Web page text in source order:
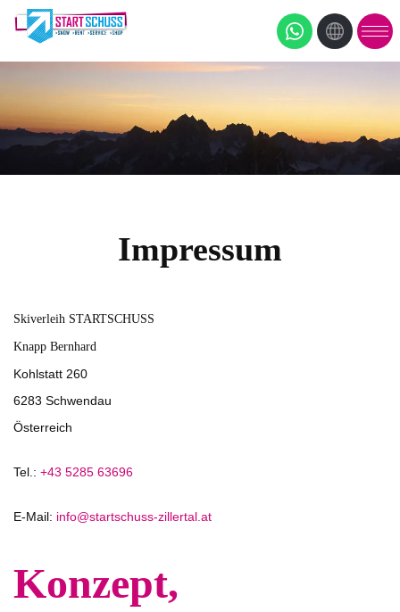
Impressum
Skiverleih STARTSCHUSS
Knapp Bernhard
Kohlstatt 260
6283 Schwendau
Österreich
Tel.: +43 5285 63696
E-Mail: info@startschuss-zillertal.at
Konzept,